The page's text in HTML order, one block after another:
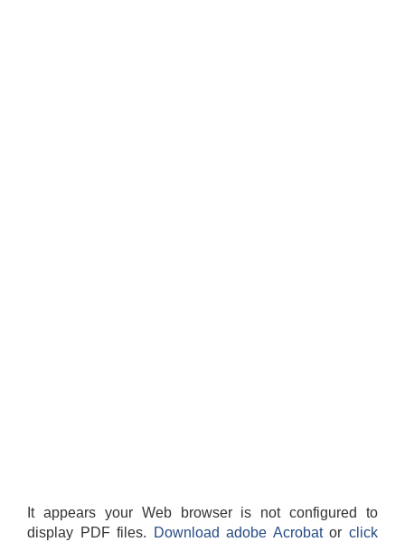
It appears your Web browser is not configured to
display PDF files.
Download adobe Acrobatorclick